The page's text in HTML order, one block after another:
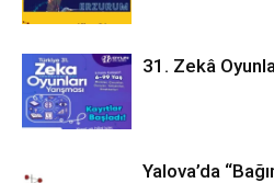
31. Zekâ
Yalova’da